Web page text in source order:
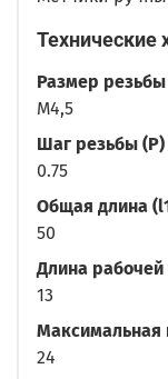
Технические
Размер резьбы
M4,5
Шаг резьбы (P)
0.75
Общая длина
50
Длина рабочей
13
Максимальная
24